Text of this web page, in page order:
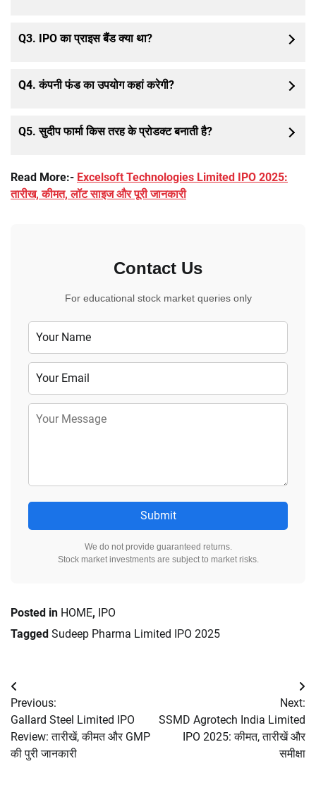
Q3. IPO का प्राइस बैंड क्या था?
Q4. कंपनी फंड का उपयोग कहां करेगी?
Q5. सुदीप फार्मा किस तरह के प्रोडक्ट बनाती है?
Read More:- Excelsoft Technologies Limited IPO 2025:
तारीख, कीमत, लॉट साइज और पूरी जानकारी
Contact Us
For educational stock market queries only
Submit
We do not provide guaranteed returns.
Stock market investments are subject to market risks.
Posted in HOME, IPO
Tagged Sudeep Pharma Limited IPO 2025
Post
navigation
Previous:
Gallard Steel Limited IPO
Review: तारीखें, कीमत और GMP
की पुरी जानकारी
Next:
SSMD Agrotech India Limited
IPO 2025: कीमत, तारीखें और
समीक्षा